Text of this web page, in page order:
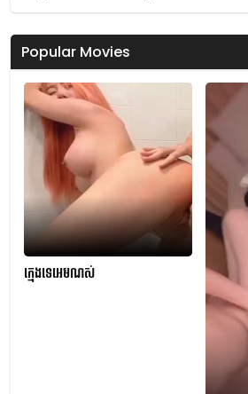
Popular Movies
ក្មេងទេអេមណស់